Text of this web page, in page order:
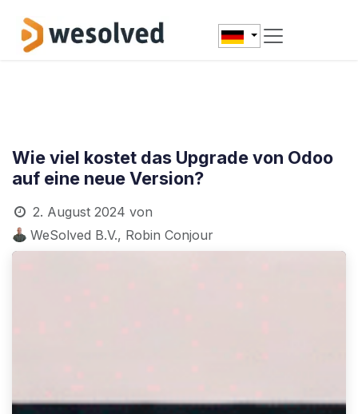
Wie viel kostet das Upgrade von Odoo
auf eine neue Version?
2. August 2024 von
WeSolved B.V., Robin Conjour